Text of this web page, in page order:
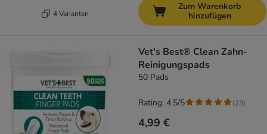
4 Varianten
Zum Warenkorb
hinzufügen
Vet's Best® Clean Zahn-
Reinigungspads
50 Pads
4,99 €
Rating: 4.5/5 (23)